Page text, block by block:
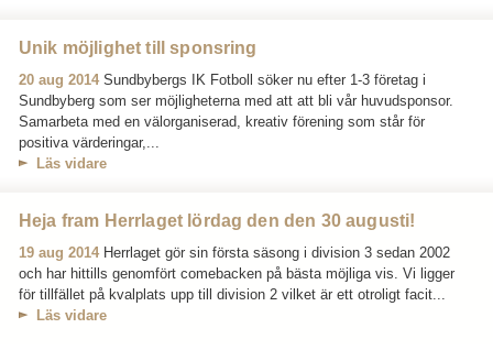
Unik möjlighet till sponsring
20 aug 2014 Sundbybergs IK Fotboll söker nu efter 1-3 företag i
Sundbyberg som ser möjligheterna med att att bli vår huvudsponsor.
Samarbeta med en välorganiserad, kreativ förening som står för
positiva värderingar,...
Läs vidare
Heja fram Herrlaget lördag den den 30 augusti!
19 aug 2014 Herrlaget gör sin första säsong i division 3 sedan 2002
och har hittills genomfört comebacken på bästa möjliga vis. Vi ligger
för tillfället på kvalplats upp till division 2 vilket är ett otroligt facit...
Läs vidare